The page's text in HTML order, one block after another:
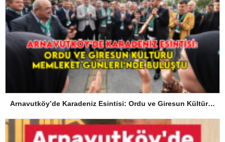
Arnavutköy’de Karadeniz Esintisi: Ordu ve Giresun Kültürü Memleket Günleri’nde Buluştu